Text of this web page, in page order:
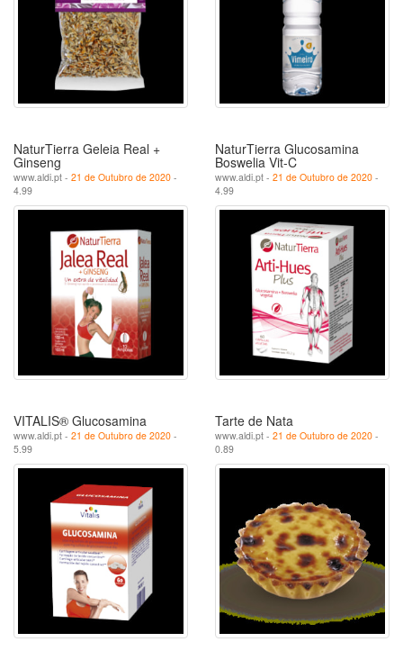
NaturTierra Geleia Real +
Ginseng
www.aldi.pt - 21 de Outubro de 2020 -
4.99
NaturTierra Glucosamina
Boswelia Vit-C
www.aldi.pt - 21 de Outubro de 2020 -
4.99
VITALIS® Glucosamina
www.aldi.pt - 21 de Outubro de 2020 -
5.99
Tarte de Nata
www.aldi.pt - 21 de Outubro de 2020 -
0.89